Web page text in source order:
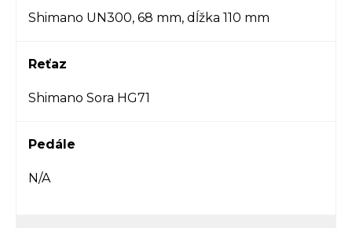
Shimano UN300, 68 mm, dĺžka 110 mm
Reťaz
Shimano Sora HG71
Pedále
N/A